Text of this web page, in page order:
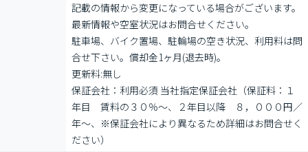
記載の情報から変更になっている場合がございます。
最新情報や空室状況はお問合せください。
駐車場、バイク置場、駐輪場の空き状況、利用料は問
合せ下さい。償却金1ヶ月(退去時)。
更新料:無し
保証会社：利用必須 当社指定保証会社（保証料：１
年目　賃料の３０％〜、２年目以降　８，０００円／
年〜、※保証会社により異なるため詳細はお問合せく
ださい）